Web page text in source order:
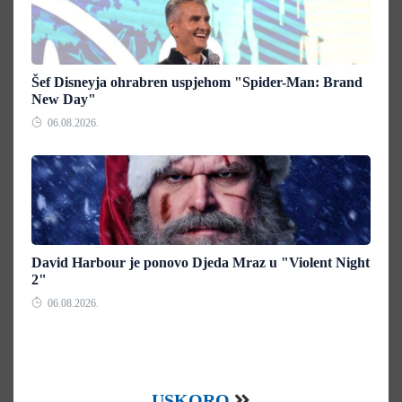
Šef Disneyja ohrabren uspjehom "Spider-Man: Brand
New Day"
06.08.2026.
David Harbour je ponovo Djeda Mraz u "Violent Night
2"
06.08.2026.